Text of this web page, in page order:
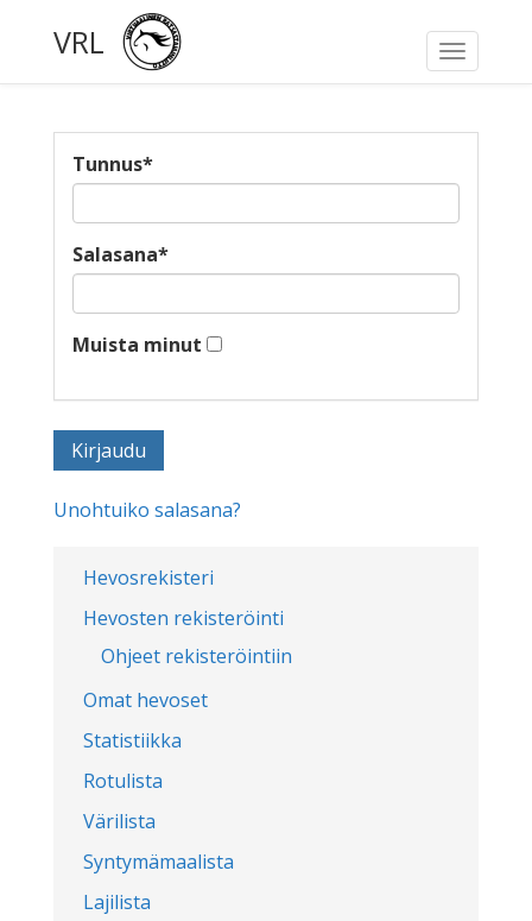
Toggle
VRL
Hevosrekisteri
Hevosten rekisteröinti
Ohjeet rekisteröintiin
Omat hevoset
Statistiikka
Rotulista
Värilista
Syntymämaalista
Lajilista
Tunnus*
Salasana*
Muista minut
Unohtuiko salasana?